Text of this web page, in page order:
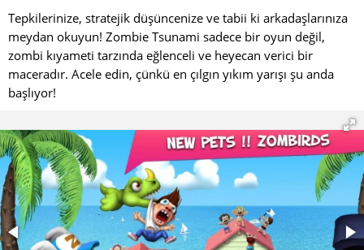
Tepkilerinize, stratejik düşüncenize ve tabii ki arkadaşlarınıza
meydan okuyun! Zombie Tsunami sadece bir oyun değil,
zombi kıyameti tarzında eğlenceli ve heyecan verici bir
maceradır. Acele edin, çünkü en çılgın yıkım yarışı şu anda
başlıyor!